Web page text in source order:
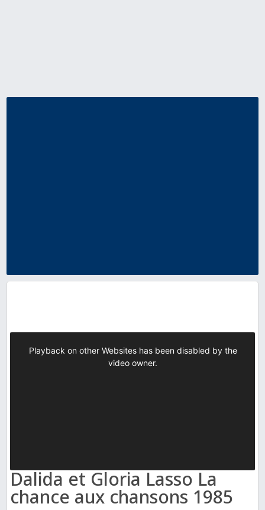
Dalida et Gloria Lasso La
chance aux chansons 1985